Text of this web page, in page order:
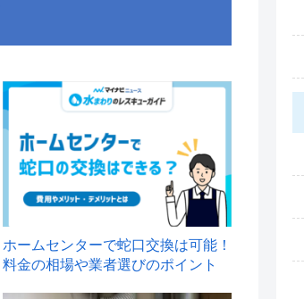
ホームセンターで蛇口交換は可能！
料金の相場や業者選びのポイント